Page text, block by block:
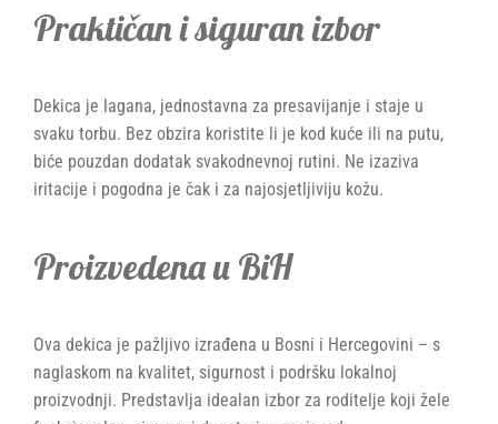
Praktičan i siguran izbor
Dekica je lagana, jednostavna za presavijanje i staje u
svaku torbu. Bez obzira koristite li je kod kuće ili na putu,
biće pouzdan dodatak svakodnevnoj rutini. Ne izaziva
iritacije i pogodna je čak i za najosjetljiviju kožu.
Proizvedena u BiH
Ova dekica je pažljivo izrađena u Bosni i Hercegovini – s
naglaskom na kvalitet, sigurnost i podršku lokalnoj
proizvodnji. Predstavlja idealan izbor za roditelje koji žele